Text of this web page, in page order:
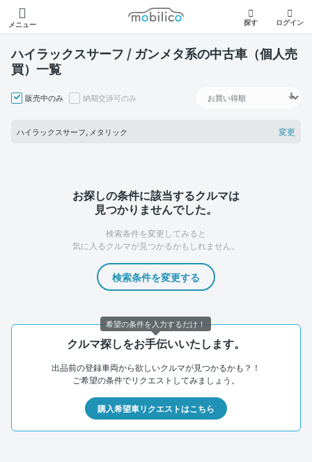
メニュー
モビリコ
探す ログイン
ハイラックスサーフ / ガンメタ系の中古車（個人売
買）一覧
販売中のみ 納期交渉可のみ
ハイラックスサーフ, メタリック 変更
お探しの条件に該当するクルマは
見つかりませんでした。
検索条件を変更してみると
気に入るクルマが見つかるかもしれません。
検索条件を変更する
クルマ探しをお手伝いいたします。
出品前の登録車両から欲しいクルマが見つかるかも？！
ご希望の条件でリクエストしてみましょう。
購入希望車リクエストはこちら
希望の条件を入力するだけ！